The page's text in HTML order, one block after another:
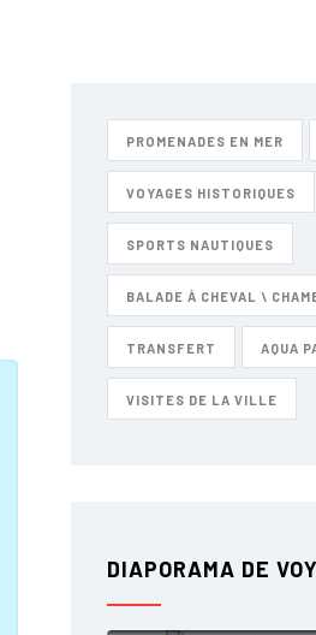
PROMENADES EN MER
VOYAGES HISTORIQUES
SPORTS NAUTIQUES
BALADE À CHEVAL \
TRANSFERT AQUA
VISITES DE LA VILLE
DIAPORAMA DE